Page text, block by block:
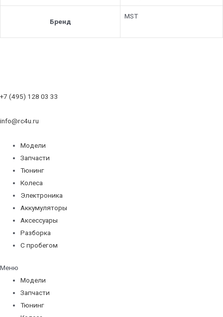
Бренд
MST
+7 (495) 128 03 33
info@rc4u.ru
Модели
Запчасти
Тюнинг
Колеса
Электроника
Аккумуляторы
Аксессуары
Разборка
С пробегом
Меню
Модели
Запчасти
Тюнинг